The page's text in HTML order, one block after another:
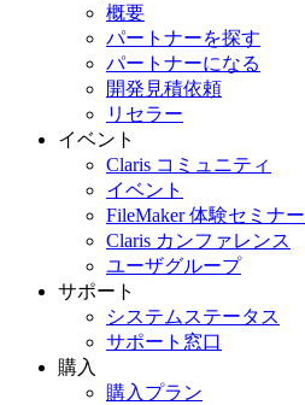
概要
パートナーを探す
パートナーになる
開発見積依頼
リセラー
イベント
Claris コミュニティ
イベント
FileMaker 体験セミナー
Claris カンファレンス
ユーザグループ
サポート
システムステータス
サポート窓口
購入
購入プラン